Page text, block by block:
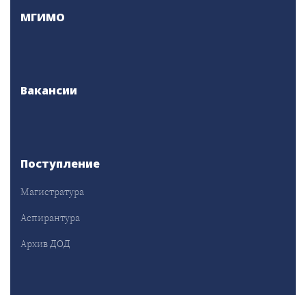
МГИМО
Вакансии
Поступление
Магистратура
Аспирантура
Архив ДОД